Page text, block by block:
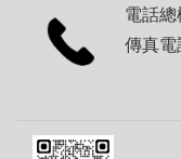
電話
傳真電